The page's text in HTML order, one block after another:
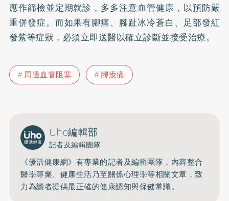
應作篩檢並定期就診，多多注意血管健康，以預防嚴
重併發症。而如果有腳痛、腳趾冰冷蒼白、足部發紅
發紫等症狀，必須立即送醫以確立診斷並接受治療。
周邊血管阻塞 腳痠痛
Uho編輯部
記者及編輯團隊
《優活健康網》有專業的記者及編輯團隊，內容整合
醫學專業、健康生活乃至關係心理學等相關文章，致
力為讀者提供最正確的健康認知與保健常識。